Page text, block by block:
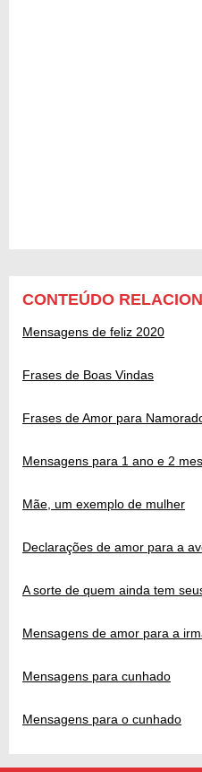
CONTEÚDO
Mensagens de feliz 2020
Frases de Boas Vindas
Frases de Amor para
Mensagens para 1 ano e 2
Mãe, um exemplo de mulher
Declarações de amor para a
A sorte de quem ainda tem
Mensagens de amor para a
Mensagens para cunhado
Mensagens para o cunhado